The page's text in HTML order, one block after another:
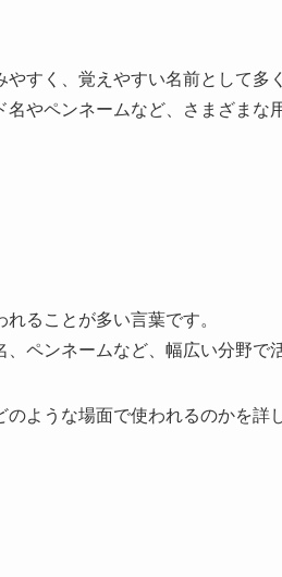
すく、覚えやすい名前として多
やペンネームなど、さまざまな
ることが多い言葉です。
ペンネームなど、幅広い分野で
ような場面で使われるのかを詳